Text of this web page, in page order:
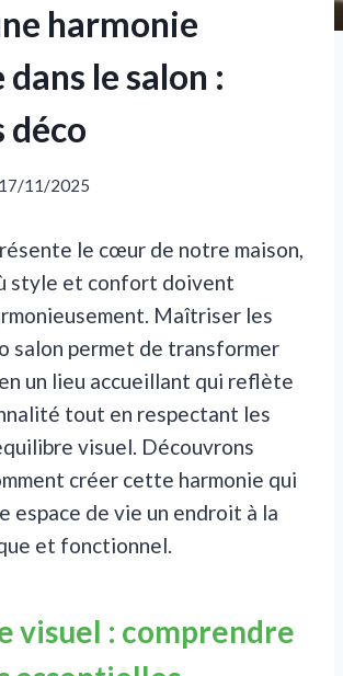
harmonie
le salon :
déco
17/11/2025
le cœur de notre maison,
style et confort doivent
Maîtriser les
salon permet de transformer
un lieu accueillant qui reflète
tout en respectant les
visuel. Découvrons
créer cette harmonie qui
espace de vie un endroit à la
et fonctionnel.
visuel : comprendre